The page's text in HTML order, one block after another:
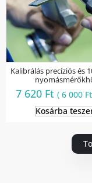
Kalibrálás precíziós és
7 620 Ft ( 6 000 Ft
Kosárba